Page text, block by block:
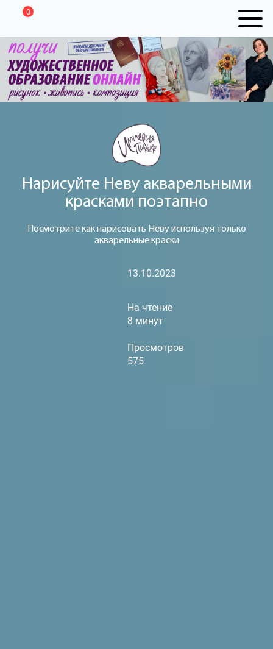
0
Нарисуйте Неву акварельными
красками поэтапно
Посмотрите как нарисовать Неву используя только
акварельные краски
13.10.2023
На чтение
8 минут
Просмотров
575